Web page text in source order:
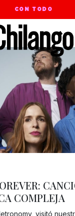
CON TODO
COMPLEJA
visitó